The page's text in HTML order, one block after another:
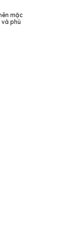
mặc
và phù